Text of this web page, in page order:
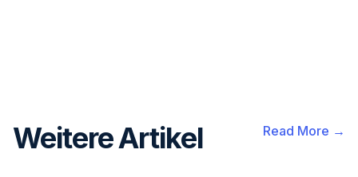
Weitere Artikel Read More →